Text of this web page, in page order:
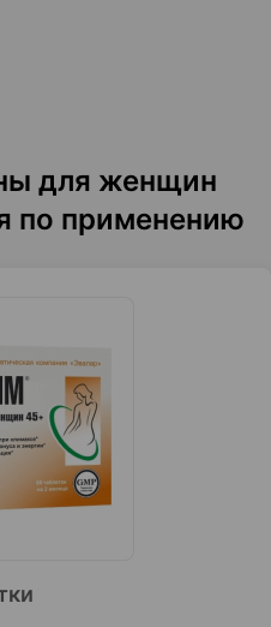
для женщин
по применению